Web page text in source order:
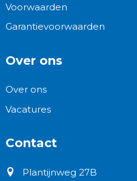
Voorwaarden
Garantievoorwaarden
Over ons
Over ons
Vacatures
Contact
Plantijnweg 27B